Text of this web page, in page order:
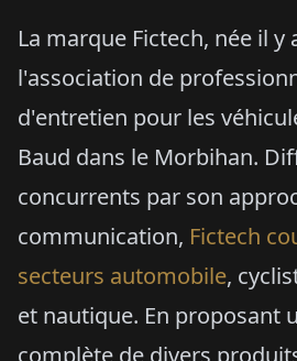
La marque Fictech, née il y
l'association de
d'entretien pour les
Baud dans le Morbihan.
concurrents par son
communication, Fictech
secteurs automobile,
et nautique. En proposant
complète de divers